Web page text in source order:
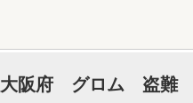
大阪府 グロム 盗難